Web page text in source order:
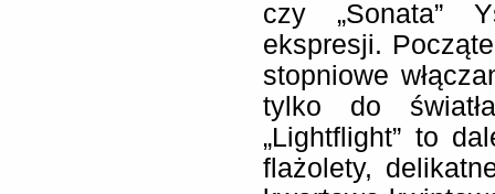
czy „Sonata”
ekspresji.
stopniowe
tylko do
„Lightflight” to
flażolety,